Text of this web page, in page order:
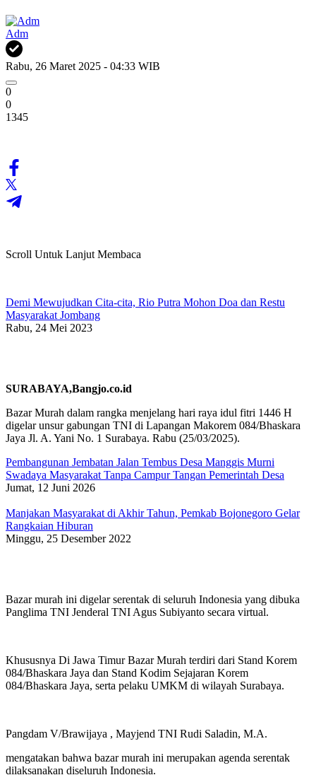
Adm
Rabu, 26 Maret 2025 - 04:33 WIB
0
0
1345
Scroll Untuk Lanjut Membaca
Demi Mewujudkan Cita-cita, Rio Putra Mohon Doa dan Restu
Masyarakat Jombang
Rabu, 24 Mei 2023
SURABAYA,Bangjo.co.id
Bazar Murah dalam rangka menjelang hari raya idul fitri 1446 H
digelar unsur gabungan TNI di Lapangan Makorem 084/Bhaskara
Jaya Jl. A. Yani No. 1 Surabaya. Rabu (25/03/2025).
Pembangunan Jembatan Jalan Tembus Desa Manggis Murni
Swadaya Masyarakat Tanpa Campur Tangan Pemerintah Desa
Jumat, 12 Juni 2026
Manjakan Masyarakat di Akhir Tahun, Pemkab Bojonegoro Gelar
Rangkaian Hiburan
Minggu, 25 Desember 2022
Bazar murah ini digelar serentak di seluruh Indonesia yang dibuka
Panglima TNI Jenderal TNI Agus Subiyanto secara virtual.
Khususnya Di Jawa Timur Bazar Murah terdiri dari Stand Korem
084/Bhaskara Jaya dan Stand Kodim Sejajaran Korem
084/Bhaskara Jaya, serta pelaku UMKM di wilayah Surabaya.
Pangdam V/Brawijaya , Mayjend TNI Rudi Saladin, M.A.
mengatakan bahwa bazar murah ini merupakan agenda serentak
dilaksanakan diseluruh Indonesia.